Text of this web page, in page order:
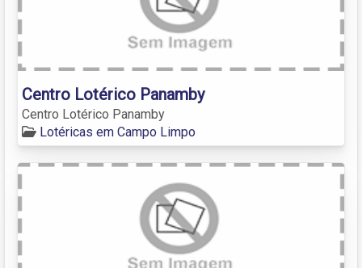
Centro Lotérico Panamby
Centro Lotérico Panamby
Lotéricas em Campo Limpo